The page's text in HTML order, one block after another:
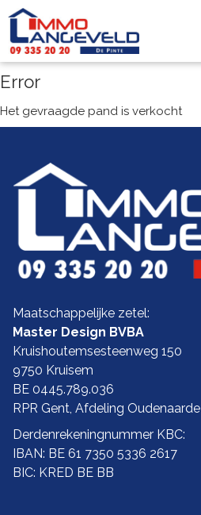
Error
Het gevraagde pand is verkocht
Maatschappelijke zetel:
Master Design BVBA
Kruishoutemsesteenweg 150
9750 Kruisem
BE 0445.789.036
RPR Gent, Afdeling Oudenaarde
Derdenrekeningnummer KBC:
IBAN: BE 61 7350 5336 2617
BIC: KRED BE BB